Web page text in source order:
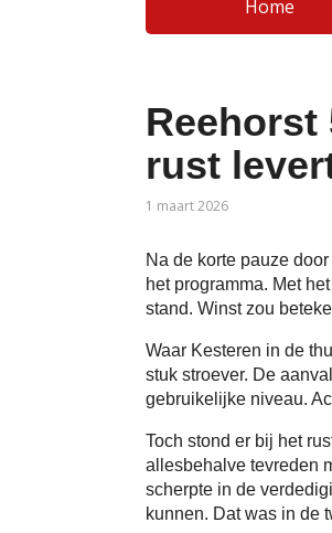
Home
Reehorst
rust
1 maart 2026
Na de korte pauze
het programma. Met
stand. Winst zou
Waar Kesteren in de
stuk stroever. De
gebruikelijke niveau.
Toch stond er bij het
allesbehalve tevreden
scherpte in de
kunnen. Dat was in de